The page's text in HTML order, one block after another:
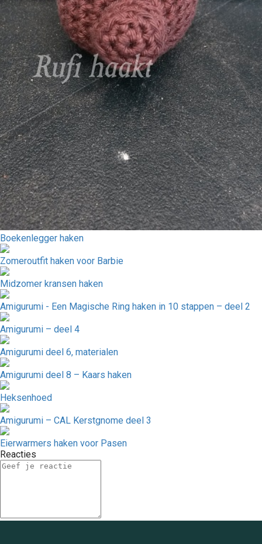
Boekenlegger haken
Zomeroutfit haken voor Barbie
Midzomer kransen haken
Amigurumi - Een Magische Ring haken in 10 stappen – deel 2
Amigurumi – deel 4
Amigurumi deel 6, materialen
Amigurumi deel 8 – Kaars haken
Heksenhoed
Amigurumi – CAL Kerstgnome deel 3
Eierwarmers haken voor Pasen
Reacties